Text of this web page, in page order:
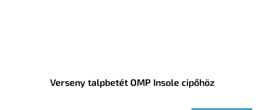
Verseny talpbetét OMP Insole cipőhöz